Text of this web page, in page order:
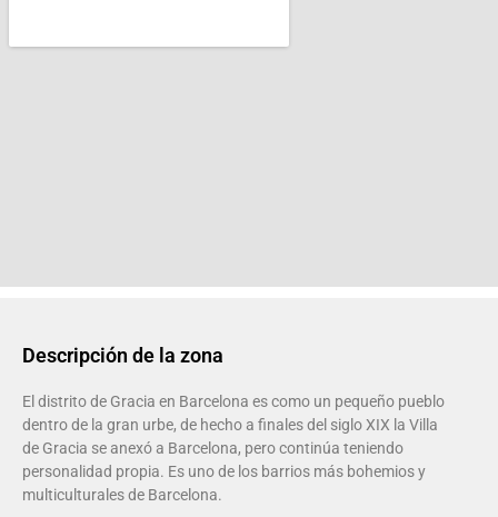
Descripción de la zona
El distrito de Gracia en Barcelona es como un pequeño pueblo
dentro de la gran urbe, de hecho a finales del siglo XIX la Villa
de Gracia se anexó a Barcelona, pero continúa teniendo
personalidad propia. Es uno de los barrios más bohemios y
multiculturales de Barcelona.